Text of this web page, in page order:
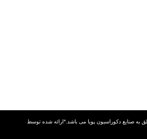
به صنایع دکوراسیون پویا می باشد.*ارائه شده توسط